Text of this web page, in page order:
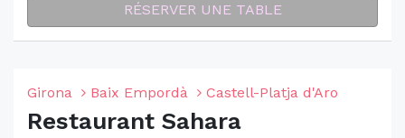
RÉSERVER UNE TABLE
Girona Baix Empordà Castell-Platja d'Aro
Restaurant Sahara